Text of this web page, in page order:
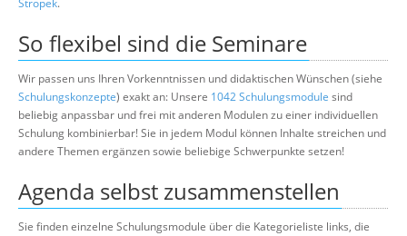
Stropek.
So flexibel sind die Seminare
Wir passen uns Ihren Vorkenntnissen und didaktischen Wünschen (siehe
Schulungskonzepte) exakt an: Unsere 1042 Schulungsmodule sind
beliebig anpassbar und frei mit anderen Modulen zu einer individuellen
Schulung kombinierbar! Sie in jedem Modul können Inhalte streichen und
andere Themen ergänzen sowie beliebige Schwerpunkte setzen!
Agenda selbst zusammenstellen
Sie finden einzelne Schulungsmodule über die Kategorieliste links, die